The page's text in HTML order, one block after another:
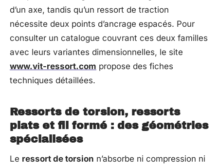
d’un axe, tandis qu’un ressort de traction
nécessite deux points d’ancrage espacés. Pour
consulter un catalogue couvrant ces deux familles
avec leurs variantes dimensionnelles, le site
www.vit-ressort.com propose des fiches
techniques détaillées.
Ressorts de torsion, ressorts
plats et fil formé : des géométries
spécialisées
Le ressort de torsion n’absorbe ni compression ni